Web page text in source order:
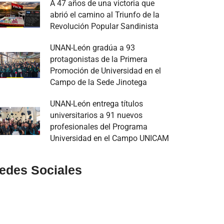
A 47 años de una victoria que
abrió el camino al Triunfo de la
Revolución Popular Sandinista
UNAN-León gradúa a 93
protagonistas de la Primera
Promoción de Universidad en el
Campo de la Sede Jinotega
UNAN-León entrega títulos
universitarios a 91 nuevos
profesionales del Programa
Universidad en el Campo UNICAM
Sociales